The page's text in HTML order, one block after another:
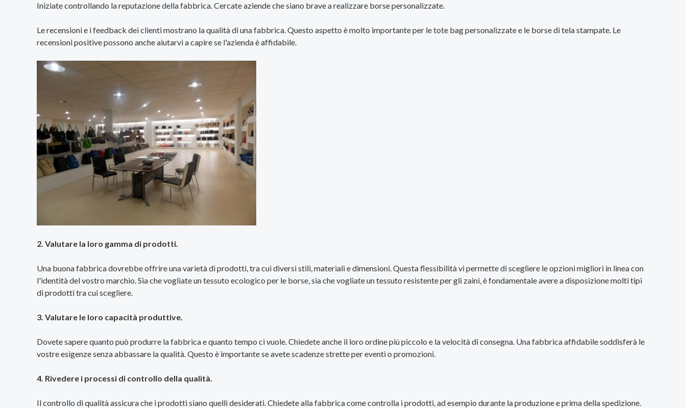
Iniziate controllando la reputazione della fabbrica. Cercate aziende che siano brave a realizzare borse personalizzate.
Le recensioni e i feedback dei clienti mostrano la qualità di una fabbrica. Questo aspetto è molto importante per le tote bag personalizzate e le borse di tela stampate. Le
recensioni positive possono anche aiutarvi a capire se l'azienda è affidabile.
2. Valutare la loro gamma di prodotti.
Una buona fabbrica dovrebbe offrire una varietà di prodotti, tra cui diversi stili, materiali e dimensioni. Questa flessibilità vi permette di scegliere le opzioni migliori in linea con
l'identità del vostro marchio. Sia che vogliate un tessuto ecologico per le borse, sia che vogliate un tessuto resistente per gli zaini, è fondamentale avere a disposizione molti tipi
di prodotti tra cui scegliere.
3. Valutare le loro capacità produttive.
Dovete sapere quanto può produrre la fabbrica e quanto tempo ci vuole. Chiedete anche il loro ordine più piccolo e la velocità di consegna. Una fabbrica affidabile soddisferà le
vostre esigenze senza abbassare la qualità. Questo è importante se avete scadenze strette per eventi o promozioni.
4. Rivedere i processi di controllo della qualità.
Il controllo di qualità assicura che i prodotti siano quelli desiderati. Chiedete alla fabbrica come controlla i prodotti, ad esempio durante la produzione e prima della spedizione.